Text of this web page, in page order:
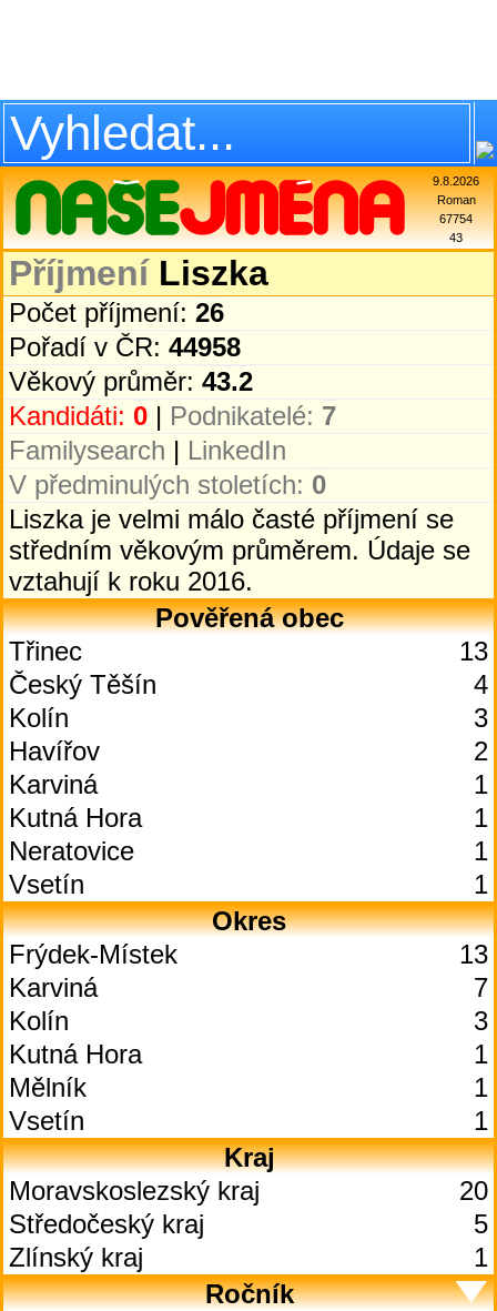
9.8.2026
Roman
67754
43
PříjmeníLiszka
Počet příjmení: 26
Pořadí v ČR: 44958
Věkový průměr: 43.2
Kandidáti: 0 | Podnikatelé: 7
Familysearch | LinkedIn
V předminulých stoletích: 0
Liszka je velmi málo časté příjmení se
středním věkovým průměrem. Údaje se
vztahují k roku 2016.
Pověřená obec
Třinec
13
Český Těšín
4
Kolín
3
Havířov
2
Karviná
1
Kutná Hora
1
Neratovice
1
Vsetín
1
Okres
Frýdek-Místek
13
Karviná
7
Kolín
3
Kutná Hora
1
Mělník
1
Vsetín
1
Kraj
Moravskoslezský kraj
20
Středočeský kraj
5
Zlínský kraj
1
Ročník